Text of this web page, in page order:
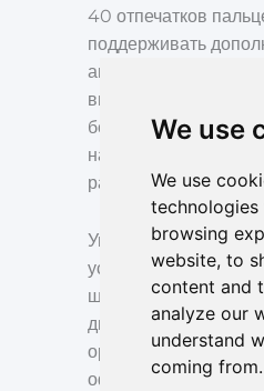
We use
We use
browsing
website, to
content and
analyze our
understand
coming from.
40 отпечатков
поддерживать
аварийное питание
внешнего
беспокойтесь о том,
напряжения его
разблокировать.
Умные замки для
устанавливать в
шкафах,
дверцах шкафов,
оружейных шкафах,
офисной мебели,